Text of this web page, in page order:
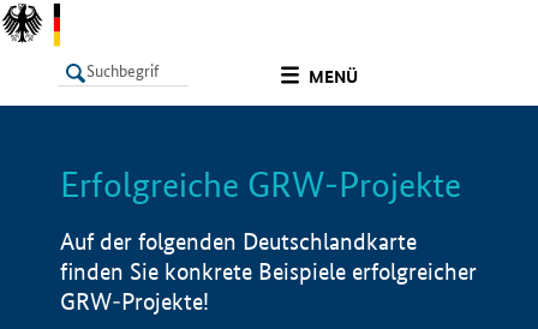
MENÜ
LISTE Info
Erfolgreiche GRW-Projekte
Auf der folgenden Deutschlandkarte
finden Sie konkrete Beispiele erfolgreicher
GRW-Projekte!